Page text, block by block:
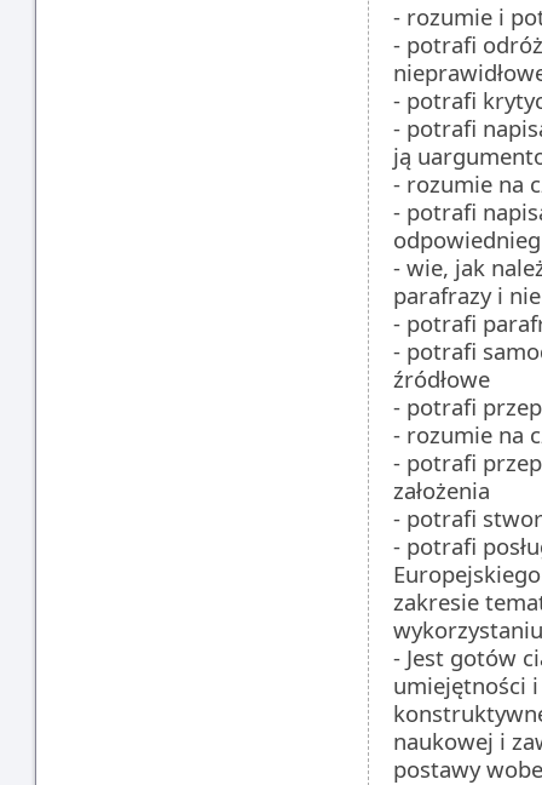
- rozumie i
- potrafi
- potrafi
- potrafi
ją
- rozumie na
- potrafi
- wie, jak
parafrazy i
- potrafi
- potrafi
źródłowe
- potrafi
- rozumie na
- potrafi
założenia
- potrafi
- potrafi
zakresie
- Jest gotów
umiejętności
naukowej i
postawy